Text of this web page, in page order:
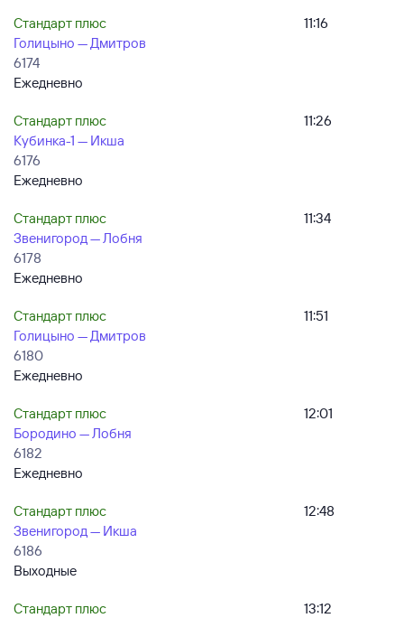
Стандарт плюс
Голицыно — Дмитров
6174
Ежедневно
11:16
Стандарт плюс
Кубинка-1 — Икша
6176
Ежедневно
11:26
Стандарт плюс
Звенигород — Лобня
6178
Ежедневно
11:34
Стандарт плюс
Голицыно — Дмитров
6180
Ежедневно
11:51
Стандарт плюс
Бородино — Лобня
6182
Ежедневно
12:01
Стандарт плюс
Звенигород — Икша
6186
Выходные
12:48
Стандарт плюс
13:12